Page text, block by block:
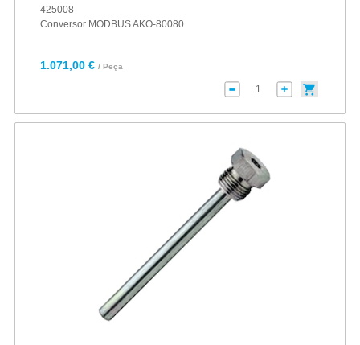
425008
Conversor MODBUS AKO-80080
1.071,00 € / Peça